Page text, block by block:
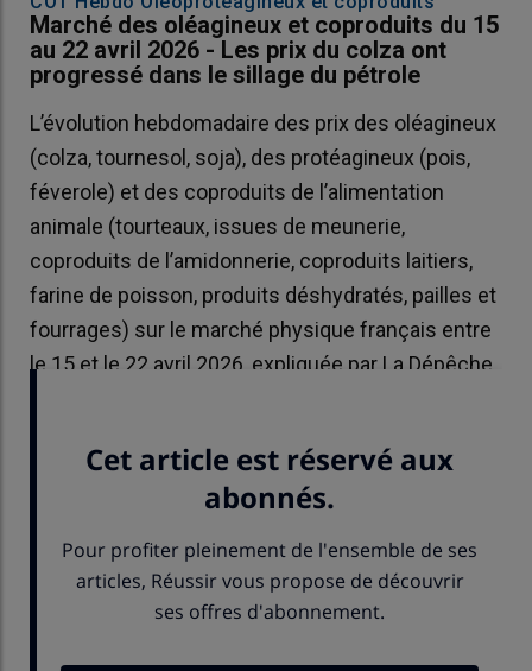
Marché des oléagineux et coproduits du 15
au 22 avril 2026 - Les prix du colza ont
progressé dans le sillage du pétrole
L’évolution hebdomadaire des prix des oléagineux
(colza, tournesol, soja), des protéagineux (pois,
féverole) et des coproduits de l’alimentation
animale (tourteaux, issues de meunerie,
coproduits de l’amidonnerie, coproduits laitiers,
farine de poisson, produits déshydratés, pailles et
fourrages) sur le marché physique français entre
le 15 et le 22 avril 2026, expliquée par La Dépêche